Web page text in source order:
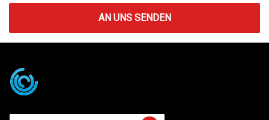
AN UNS SENDEN